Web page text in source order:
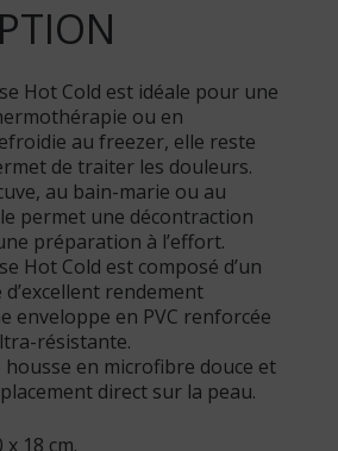
Hot Cold est idéale pour une
ou en
au freezer, elle reste
de traiter les douleurs.
au bain-marie ou au
permet une décontraction
préparation à l’effort.
Hot Cold est composé d’un
rendement
enveloppe en PVC renforcée
résistante.
housse en microfibre douce et
direct sur la peau.
18 cm.